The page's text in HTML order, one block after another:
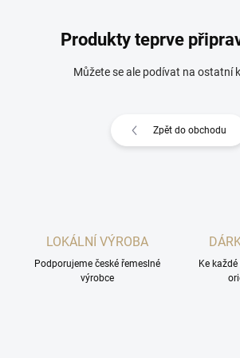
Produkty teprve
Můžete se ale podívat na ostatní
Zpět do obchodu
LOKÁLNÍ VÝROBA
Podporujeme české řemeslné
výrobce
Ke